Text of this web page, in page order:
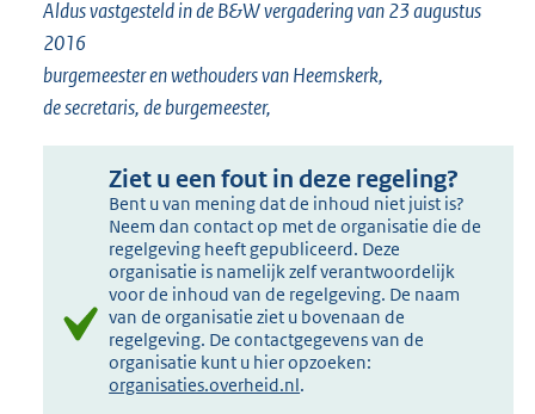
Aldus vastgesteld in de B&W vergadering van 23 augustus
2016
burgemeester en wethouders van Heemskerk,
de secretaris, de burgemeester,
Ziet u een fout in deze regeling?
Bent u van mening dat de inhoud niet juist is?
Neem dan contact op met de organisatie die de
regelgeving heeft gepubliceerd. Deze
organisatie is namelijk zelf verantwoordelijk
voor de inhoud van de regelgeving. De naam
van de organisatie ziet u bovenaan de
regelgeving. De contactgegevens van de
organisatie kunt u hier opzoeken:
organisaties.overheid.nl.